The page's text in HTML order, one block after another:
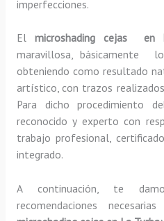
imperfecciones.
El microshading cejas en
maravillosa, básicamente
obteniendo como resultado
artístico, con trazos
Para dicho procedimiento
reconocido y experto con
trabajo profesional,
integrado.
A continuación, te
recomendaciones